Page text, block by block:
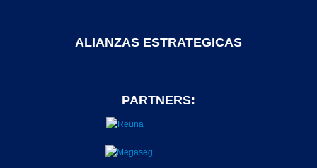
ALIANZAS ESTRATEGICAS
PARTNERS: